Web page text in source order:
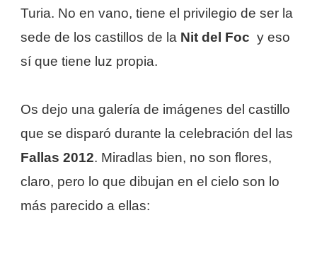
Turia. No en vano, tiene el privilegio de ser la
sede de los castillos de la Nit del Foc y eso
sí que tiene luz propia.
Os dejo una galería de imágenes del castillo
que se disparó durante la celebración del las
Fallas 2012. Miradlas bien, no son flores,
claro, pero lo que dibujan en el cielo son lo
más parecido a ellas: